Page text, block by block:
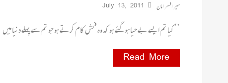
میر افسر امان July 13, 2011
’’کیا تم ایسے بے حیا ہو گئے ہو کہ وہ فحش کام کرتے ہو جو تم سے پہلے دنیا میں
Read More